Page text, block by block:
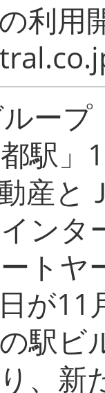
利用
ー
駅」
産と
ンタ
トヤ
が11
駅ビ
、新